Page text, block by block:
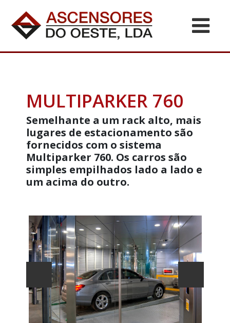
MULTIPARKER 760
Semelhante a um rack alto, mais
lugares de estacionamento são
fornecidos com o sistema
Multiparker 760. Os carros são
simples empilhados lado a lado e
um acima do outro.